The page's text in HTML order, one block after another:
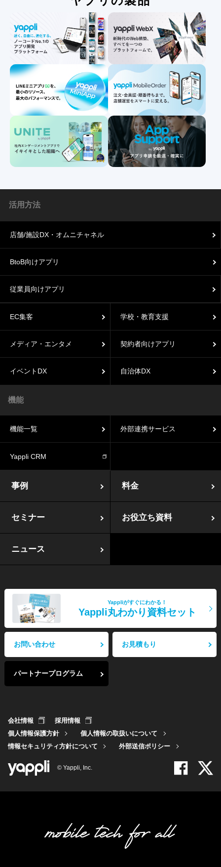
事例 料金
セミナー お役立ち資料
ニュース
活用方法
店舗/施設DX・オムニチャネル
BtoB向けアプリ
従業員向けアプリ
EC集客 学校・教育支援
メディア・エンタメ 契約者向けアプリ
イベントDX 自治体DX
機能
機能一覧 外部連携サービス
Yappli CRM
Yappliがすぐにわかる！
Yappli丸わかり資料セット
お問い合わせ お見積もり
パートナープログラム
会社情報
採用情報
個人情報保護方針
個人情報の取扱いについて
情報セキュリティ方針について
外部送信ポリシー
© Yappli, Inc.